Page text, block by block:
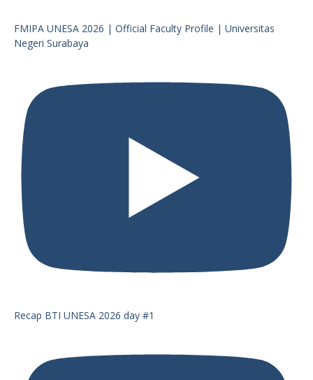
FMIPA UNESA 2026 | Official Faculty Profile | Universitas
Negeri Surabaya
Recap BTI UNESA 2026 day #1